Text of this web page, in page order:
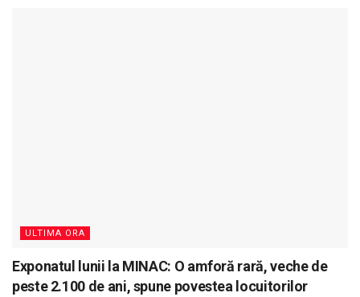
ULTIMA ORA
Exponatul lunii la MINAC: O amforă rară, veche de
peste 2.100 de ani, spune povestea locuitorilor